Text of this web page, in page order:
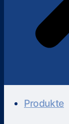
Produkte